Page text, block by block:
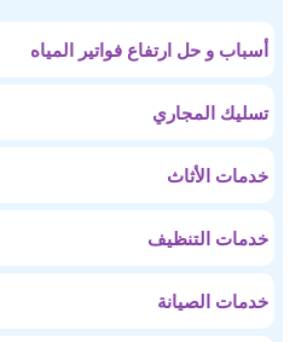
أسباب و حل ارتفاع فواتير المياه
تسليك المجاري
خدمات الأثاث
خدمات التنظيف
خدمات الصيانة